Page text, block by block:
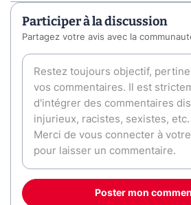
Participer à la discussion
Partagez votre avis avec la
Poster mon